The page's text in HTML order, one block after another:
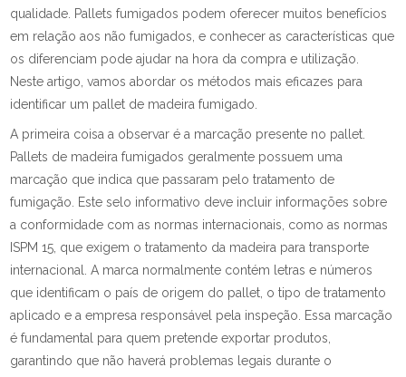
qualidade. Pallets fumigados podem oferecer muitos benefícios
em relação aos não fumigados, e conhecer as características que
os diferenciam pode ajudar na hora da compra e utilização.
Neste artigo, vamos abordar os métodos mais eficazes para
identificar um pallet de madeira fumigado.
A primeira coisa a observar é a marcação presente no pallet.
Pallets de madeira fumigados geralmente possuem uma
marcação que indica que passaram pelo tratamento de
fumigação. Este selo informativo deve incluir informações sobre
a conformidade com as normas internacionais, como as normas
ISPM 15, que exigem o tratamento da madeira para transporte
internacional. A marca normalmente contém letras e números
que identificam o país de origem do pallet, o tipo de tratamento
aplicado e a empresa responsável pela inspeção. Essa marcação
é fundamental para quem pretende exportar produtos,
garantindo que não haverá problemas legais durante o